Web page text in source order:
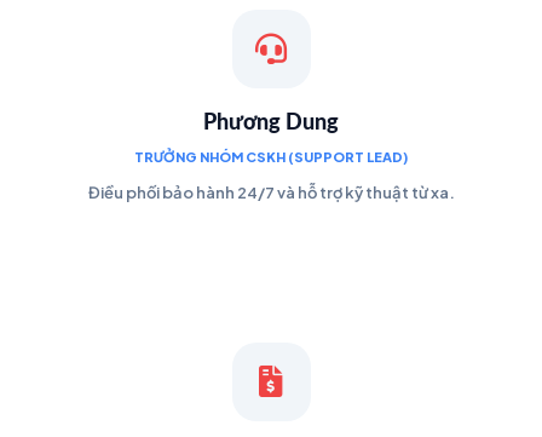
Phương Dung
TRƯỞNG NHÓM CSKH (SUPPORT LEAD)
Điều phối bảo hành 24/7 và hỗ trợ kỹ thuật từ xa.